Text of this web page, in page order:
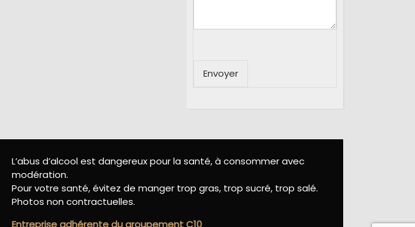
Envoyer
L’abus d’alcool est dangereux pour la santé, à consommer avec
modération.
Pour votre santé, évitez de manger trop gras, trop sucré, trop salé.
Photos non contractuelles.
Entreprise adhérente du groupement C10